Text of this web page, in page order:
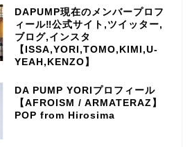
DAPUMP現在のメンバープロフ
ィール‼公式サイト,ツイッター,
ブログ,インスタ
【ISSA,YORI,TOMO,KIMI,U-
YEAH,KENZO】
DA PUMP YORIプロフィール
【AFROISM / ARMATERAZ】
POP from Hirosima